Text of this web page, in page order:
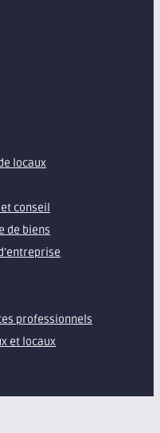
locaux
conseil
de biens
professionnels
et locaux